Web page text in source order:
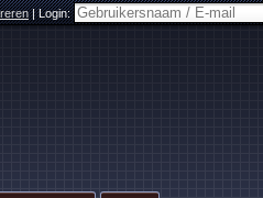
|Login: